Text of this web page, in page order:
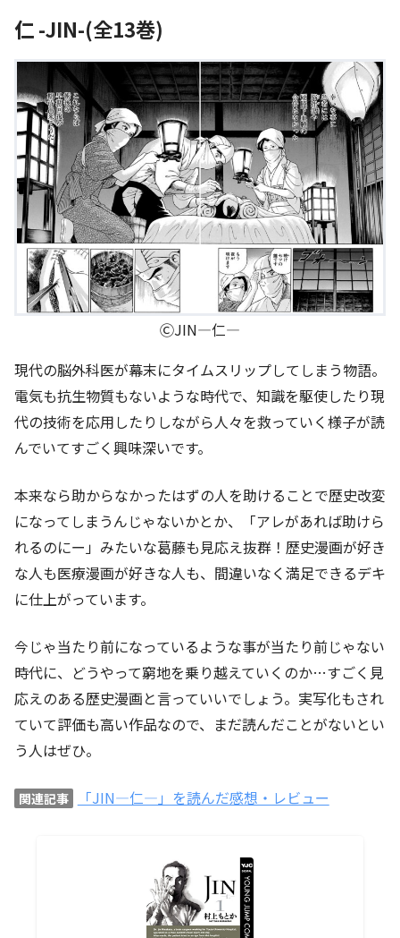
仁 -JIN-(全13巻)
ⒸJIN―仁―
現代の脳外科医が幕末にタイムスリップしてしまう物語。
電気も抗生物質もないような時代で、知識を駆使したり現
代の技術を応用したりしながら人々を救っていく様子が読
んでいてすごく興味深いです。
本来なら助からなかったはずの人を助けることで歴史改変
になってしまうんじゃないかとか、「アレがあれば助けら
れるのにー」みたいな葛藤も見応え抜群！歴史漫画が好き
な人も医療漫画が好きな人も、間違いなく満足できるデキ
に仕上がっています。
今じゃ当たり前になっているような事が当たり前じゃない
時代に、どうやって窮地を乗り越えていくのか…すごく見
応えのある歴史漫画と言っていいでしょう。実写化もされ
ていて評価も高い作品なので、まだ読んだことがないとい
う人はぜひ。
関連記事 「JIN―仁―」を読んだ感想・レビュー